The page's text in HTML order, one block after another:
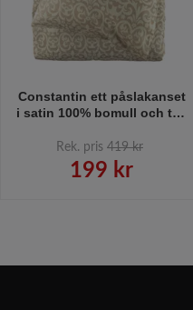
Constantin ett påslakanset
i satin 100% bomull och två
och brunt. Mått 150 x 210
cm. Örngott 50 x 60 cm.
Rek. pris 419 kr
199 kr